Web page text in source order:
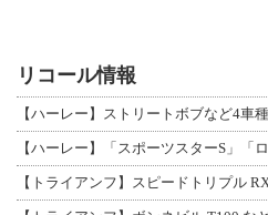
リコール情報
【ハーレー】ストリートボブなど4車
【トライアンフ】スピードトリプル